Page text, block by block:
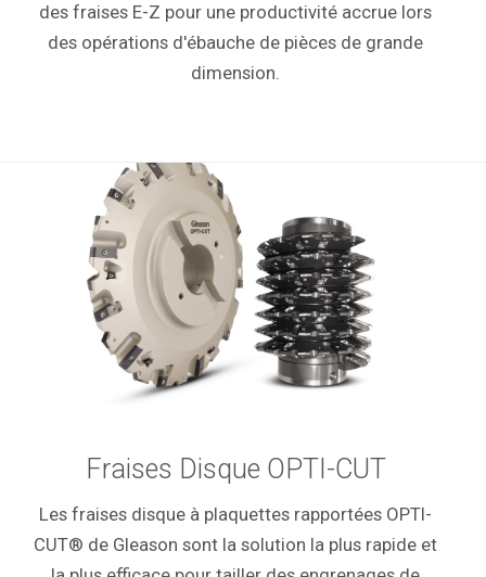
des fraises E-Z pour une productivité accrue lors
des opérations d'ébauche de pièces de grande
dimension.
Fraises Disque OPTI-CUT
Les fraises disque à plaquettes rapportées OPTI-
CUT® de Gleason sont la solution la plus rapide et